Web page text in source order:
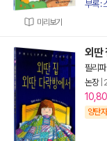
미리보기
부록 :
외딴
필리
논장|
양탄